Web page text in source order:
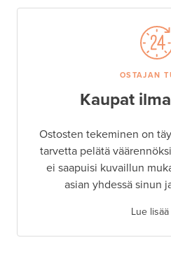
OSTAJAN
Kaupat
Ostosten tekeminen on
tarvetta pelätä
ei saapuisi kuvaillun
asian yhdessä sinun
Lue lisää